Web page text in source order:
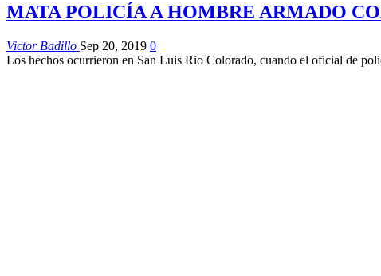
MATA POLICÍA A HOMBRE ARMADO
Victor Badillo Sep 20, 2019 0
Los hechos ocurrieron en San Luis Rio Colorado, cuando el oficial de